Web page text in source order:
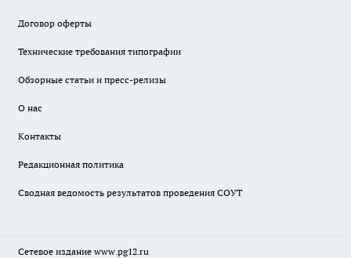
Договор оферты
Технические требования типографии
Обзорные статьи и пресс-релизы
О нас
Контакты
Редакционная политика
Сводная ведомость результатов проведения СОУТ
Сетевое издание www.pg12.ru